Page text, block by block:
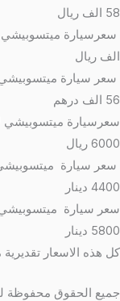
58 الف ريال
الف ريال
56 الف درهم
6000 ريال
4400 دينار
5800 دينار
كل هذه الاسعار
جميع الحقوق محفوظة